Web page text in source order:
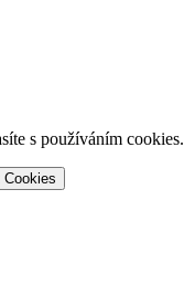
s používáním cookies.